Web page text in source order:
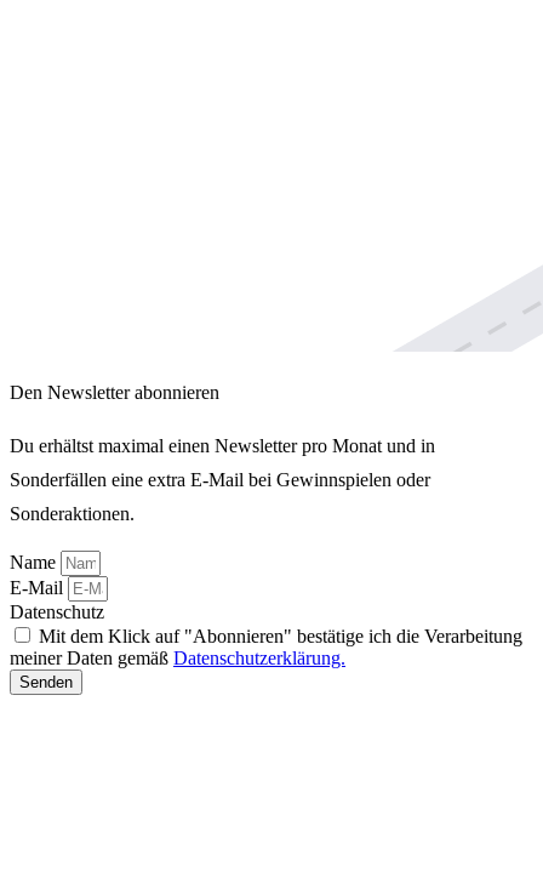
Den Newsletter abonnieren
Du erhältst maximal einen Newsletter pro Monat und in
Sonderfällen eine extra E-Mail bei Gewinnspielen oder
Sonderaktionen.
Name
E-Mail
Datenschutz
Mit dem Klick auf "Abonnieren" bestätige ich die Verarbeitung
meiner Daten gemäß Datenschutzerklärung.
Senden